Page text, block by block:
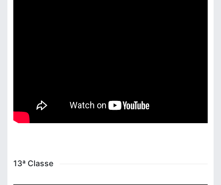
13ª Classe